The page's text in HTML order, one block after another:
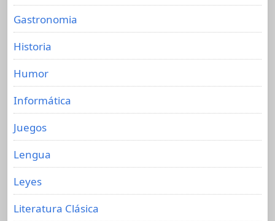
Gastronomia
Historia
Humor
Informática
Juegos
Lengua
Leyes
Literatura Clásica